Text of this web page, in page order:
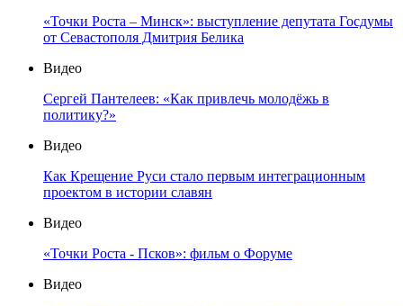
«Точки Роста – Минск»: выступление депутата Госдумы
от Севастополя Дмитрия Белика
Видео
Сергей Пантелеев: «Как привлечь молодёжь в
политику?»
Видео
Как Крещение Руси стало первым интеграционным
проектом в истории славян
Видео
«Точки Роста - Псков»: фильм о Форуме
Видео